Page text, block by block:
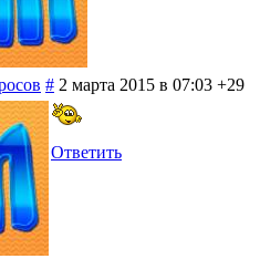
# 2 марта 2015 в 07:03 +29
Ответить